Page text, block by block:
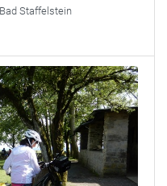
Staffelstein